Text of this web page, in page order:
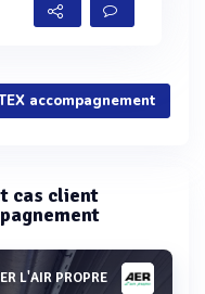
accompagnement
cas client
L'AIR PROPRE